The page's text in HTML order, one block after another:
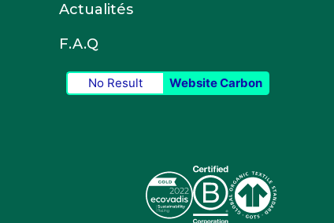
Actualités
F.A.Q
No Result Website Carbon